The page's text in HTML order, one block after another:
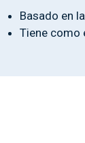
Basado en
Tiene como